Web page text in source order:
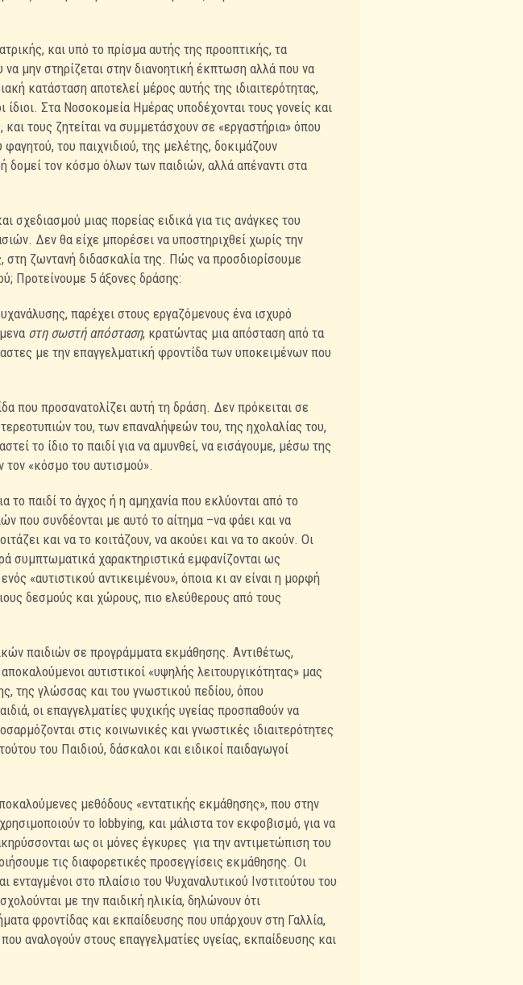
και υπό το πρίσμα αυτής της προοπτικής, τα
μην στηρίζεται στην διανοητική έκπτωση αλλά που να
κατάσταση αποτελεί μέρος αυτής της ιδιαιτερότητας,
ίδιοι. Στα Νοσοκομεία Ημέρας υποδέχονται τους γονείς και
τους ζητείται να συμμετάσχουν σε «εργαστήρια» όπου
του παιχνιδιού, της μελέτης, δοκιμάζουν
δομεί τον κόσμο όλων των παιδιών, αλλά απέναντι στα
σχεδιασμού μιας πορείας ειδικά για τις ανάγκες του
Δεν θα είχε μπορέσει να υποστηριχθεί χωρίς την
ζωντανή διδασκαλία της. Πώς να προσδιορίσουμε
Προτείνουμε 5 άξονες δράσης:
παρέχει στους εργαζόμενους ένα ισχυρό
στη σωστή απόσταση, κρατώντας μια απόσταση από τα
με την επαγγελματική φροντίδα των υποκειμένων που
που προσανατολίζει αυτή τη δράση. Δεν πρόκειται σε
του, των επαναλήψεών του, της ηχολαλίας του,
το ίδιο το παιδί για να αμυνθεί, να εισάγουμε, μέσω της
τον «κόσμο του αυτισμού».
το παιδί το άγχος ή η αμηχανία που εκλύονται από το
που συνδέονται με αυτό το αίτημα –να φάει και να
και να το κοιτάζουν, να ακούει και να το ακούν. Οι
συμπτωματικά χαρακτηριστικά εμφανίζονται ως
«αυτιστικού αντικειμένου», όποια κι αν είναι η μορφή
δεσμούς και χώρους, πιο ελεύθερους από τους
παιδιών σε προγράμματα εκμάθησης. Αντιθέτως,
αυτιστικοί «υψηλής λειτουργικότητας» μας
της γλώσσας και του γνωστικού πεδίου, όπου
οι επαγγελματίες ψυχικής υγείας προσπαθούν να
στις κοινωνικές και γνωστικές ιδιαιτερότητες
του Παιδιού, δάσκαλοι και ειδικοί παιδαγωγοί
μεθόδους «εντατικής εκμάθησης», που στην
το lobbying, και μάλιστα τον εκφοβισμό, για να
ως οι μόνες έγκυρες για την αντιμετώπιση του
τις διαφορετικές προσεγγίσεις εκμάθησης. Οι
ενταγμένοι στο πλαίσιο του Ψυχαναλυτικού Ινστιτούτου του
με την παιδική ηλικία, δηλώνουν ότι
φροντίδας και εκπαίδευσης που υπάρχουν στη Γαλλία,
αναλογούν στους επαγγελματίες υγείας, εκπαίδευσης και